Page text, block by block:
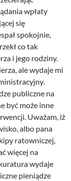
wpłaty
się
spokojnie,
co tak
i jego rodziny.
ale wydaje mi
publiczne na
być może inne
Uważam, iż
albo pana
ratowniczej,
więcej na
wydaje
pieniądze